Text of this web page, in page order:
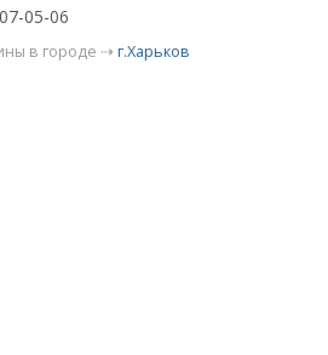
05-06
в городе ⇢ г.Харьков